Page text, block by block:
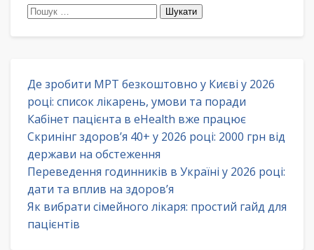
Пошук:
Де зробити МРТ безкоштовно у Києві у 2026
році: список лікарень, умови та поради
Кабінет пацієнта в eHealth вже працює
Скринінг здоров’я 40+ у 2026 році: 2000 грн від
держави на обстеження
Переведення годинників в Україні у 2026 році:
дати та вплив на здоров’я
Як вибрати сімейного лікаря: простий гайд для
пацієнтів